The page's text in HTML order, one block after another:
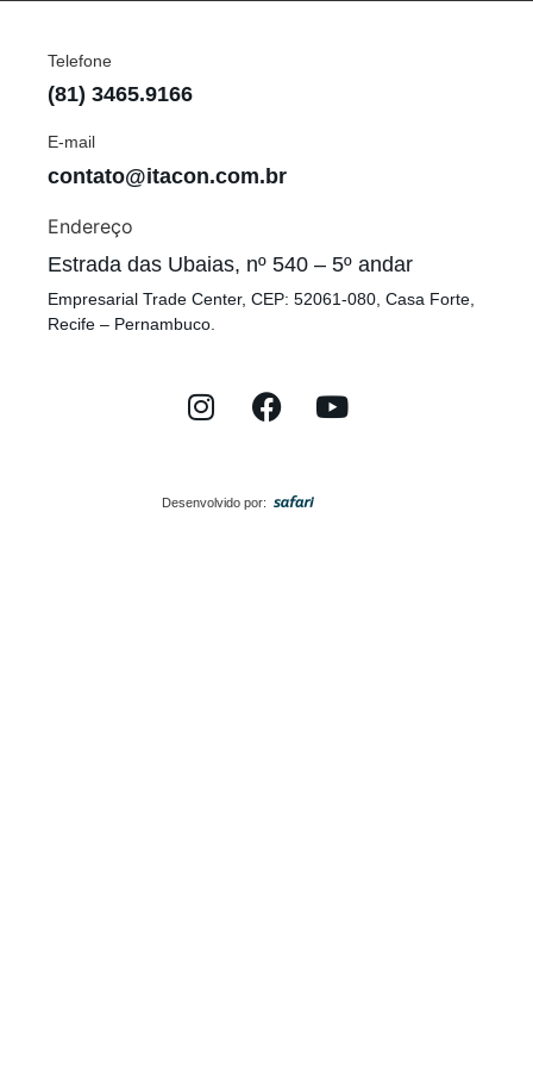
Telefone
(81) 3465.9166
E-mail
contato@itacon.com.br
Endereço
Estrada das Ubaias, nº 540 – 5º andar
Empresarial Trade Center, CEP: 52061-080, Casa Forte,
Recife – Pernambuco.
Desenvolvido por: